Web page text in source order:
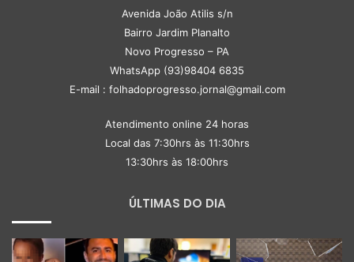
Avenida João Atilis s/n
Bairro Jardim Planalto
Novo Progresso – PA
WhatsApp (93)98404 6835
E-mail : folhadoprogresso.jornal@gmail.com
Atendimento online 24 horas
Local das 7:30hrs às 11:30hrs
13:30hrs às 18:00hrs
ÚLTIMAS DO DIA